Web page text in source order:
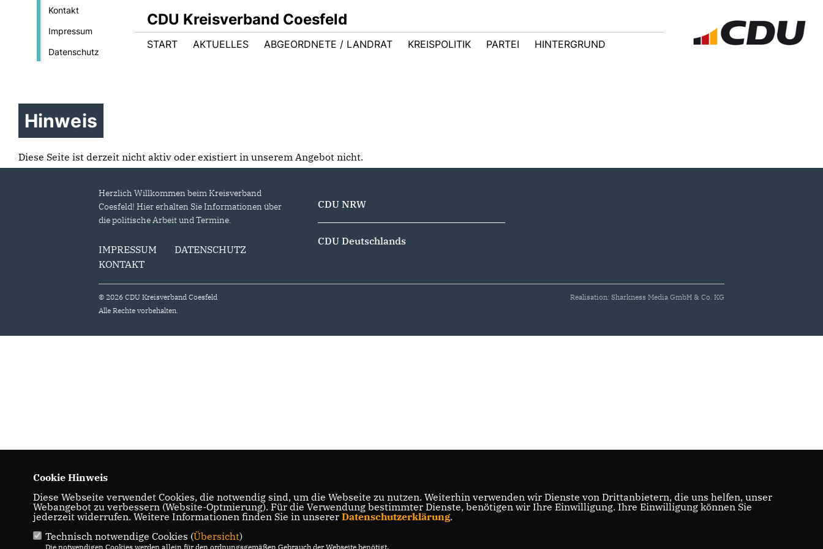
Kontakt
Impressum
Datenschutz
CDU Kreisverband Coesfeld
START AKTUELLES ABGEORDNETE / LANDRAT KREISPOLITIK PARTEI HINTERGRUND
Hinweis
Diese Seite ist derzeit nicht aktiv oder existiert in unserem Angebot nicht.
Herzlich Willkommen beim Kreisverband
Coesfeld! Hier erhalten Sie Informationen über
die politische Arbeit und Termine.
IMPRESSUM
DATENSCHUTZ
KONTAKT
CDU NRW
CDU Deutschlands
© 2026 CDU Kreisverband Coesfeld
Alle Rechte vorbehalten.
Realisation: Sharkness Media GmbH & Co. KG
Cookie Hinweis
Diese Webseite verwendet Cookies, die notwendig sind, um die Webseite zu nutzen. Weiterhin verwenden wir Dienste von Drittanbietern, die uns helfen, unser
Webangebot zu verbessern (Website-Optmierung). Für die Verwendung bestimmter Dienste, benötigen wir Ihre Einwilligung. Ihre Einwilligung können Sie
jederzeit widerrufen. Weitere Informationen finden Sie in unserer Datenschutzerklärung.
Technisch notwendige Cookies (Übersicht)
Die notwendigen Cookies werden allein für den ordnungsgemäßen Gebrauch der Webseite benötigt.